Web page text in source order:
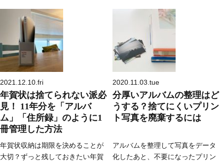
2021.12.10.fri
年賀状は捨てられない派必
見！ 11年分を「アルバ
ム」「住所録」のように1
冊管理した方法
年賀状収納は期限を決めることが
大切？ずっと残しておきたい年賀
2020.11.03.tue
分厚いアルバムの整理はど
うする？捨てにくいプリン
ト写真を廃棄するには
アルバムを整理して写真をデータ
化したあと、不要になったプリン